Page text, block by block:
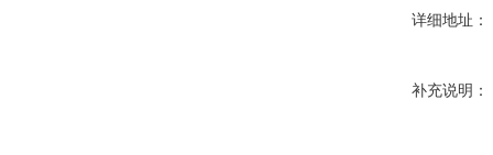
详细地址：
补充说明：